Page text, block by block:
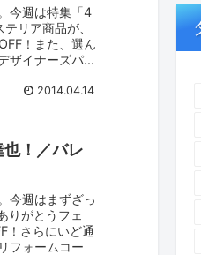
今週は特集「4
リア商品が、
！また、選ん
ザイナーズパ...
2014.04.14
！／バレ
今週はまずざっ
りがとうフェ
！さらにいど通
フォームコー